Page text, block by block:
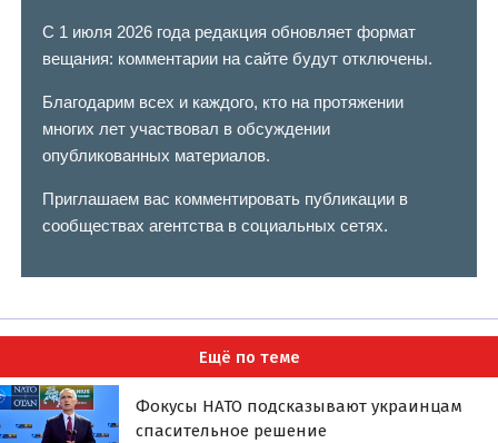
С 1 июля 2026 года редакция обновляет формат
вещания: комментарии на сайте будут отключены.
Благодарим всех и каждого, кто на протяжении
многих лет участвовал в обсуждении
опубликованных материалов.
Приглашаем вас комментировать публикации в
сообществах агентства в социальных сетях.
Ещё по теме
Фокусы НАТО подсказывают украинцам
спасительное решение